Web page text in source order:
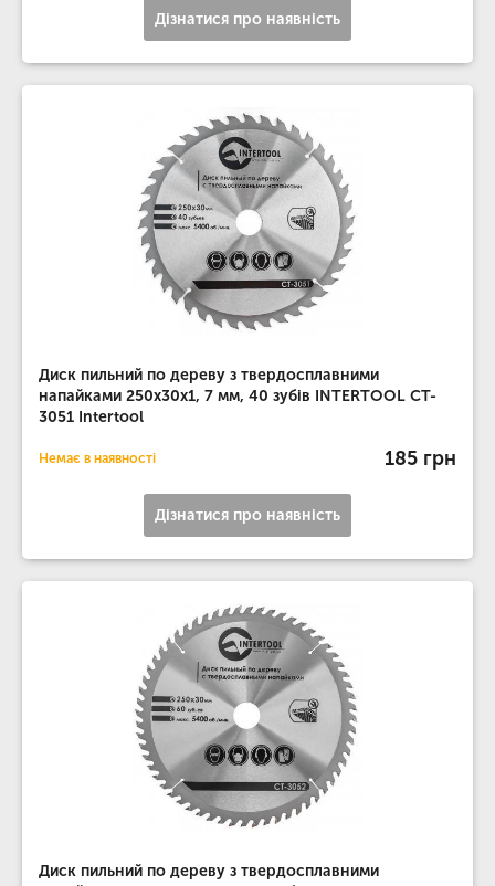
Дізнатися про наявність
Диск пильний по дереву з твердосплавними
напайками 250x30x1, 7 мм, 40 зубів INTERTOOL CT-
3051 Intertool
Немає в наявності 185 грн
Дізнатися про наявність
Диск пильний по дереву з твердосплавними